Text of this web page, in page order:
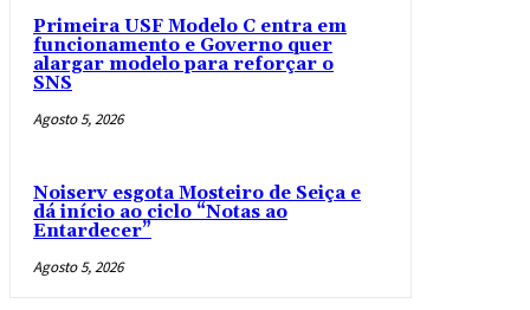
Primeira USF Modelo C entra em
funcionamento e Governo quer
alargar modelo para reforçar o
SNS
Agosto 5, 2026
Noiserv esgota Mosteiro de Seiça e
dá início ao ciclo “Notas ao
Entardecer”
Agosto 5, 2026